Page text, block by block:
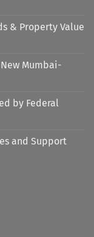
& Property Value
Mumbai-
by Federal
and Support